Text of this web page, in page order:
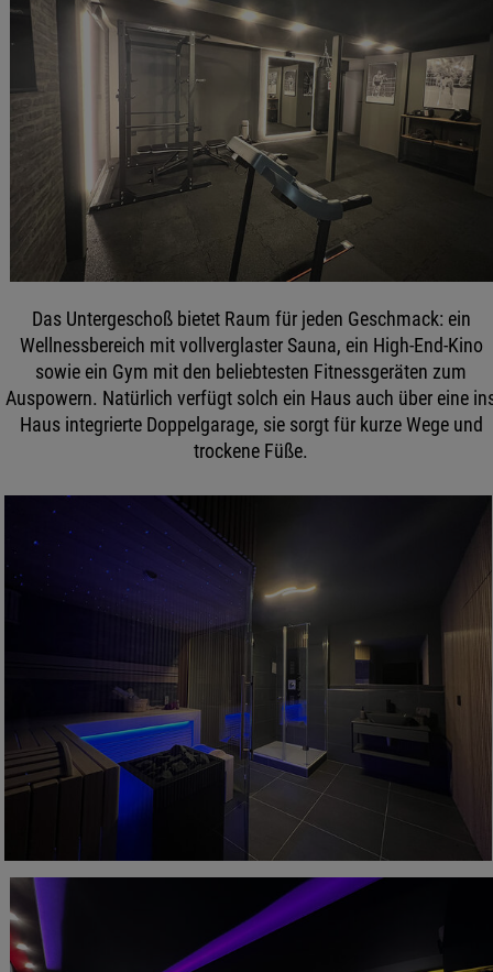
Das Untergeschoß bietet Raum für jeden Geschmack: ein
Wellnessbereich mit vollverglaster Sauna, ein High-End-Kino
sowie ein Gym mit den beliebtesten Fitnessgeräten zum
Auspowern. Natürlich verfügt solch ein Haus auch über eine
Haus integrierte Doppelgarage, sie sorgt für kurze Wege und
trockene Füße.